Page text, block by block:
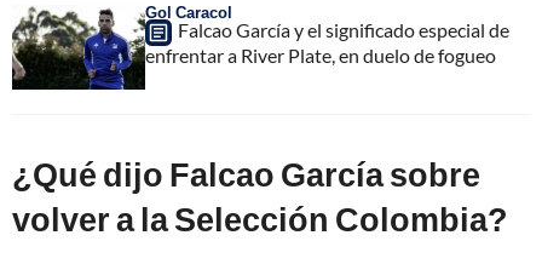
Gol Caracol
Falcao García y el significado especial de
enfrentar a River Plate, en duelo de fogueo
¿Qué dijo Falcao García sobre
volver a la Selección Colombia?